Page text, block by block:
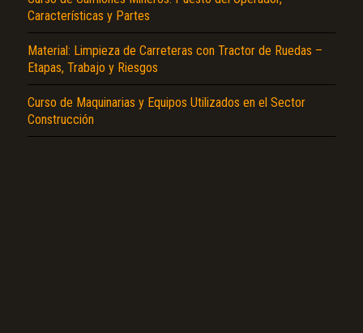
Características y Partes
Material: Limpieza de Carreteras con Tractor de Ruedas –
Etapas, Trabajo y Riesgos
Curso de Maquinarias y Equipos Utilizados en el Sector
Construcción
Texto o Imagen de portada son erróneos.
No carga o no se visualiza el contenido.
Reportar otro tipo de error...